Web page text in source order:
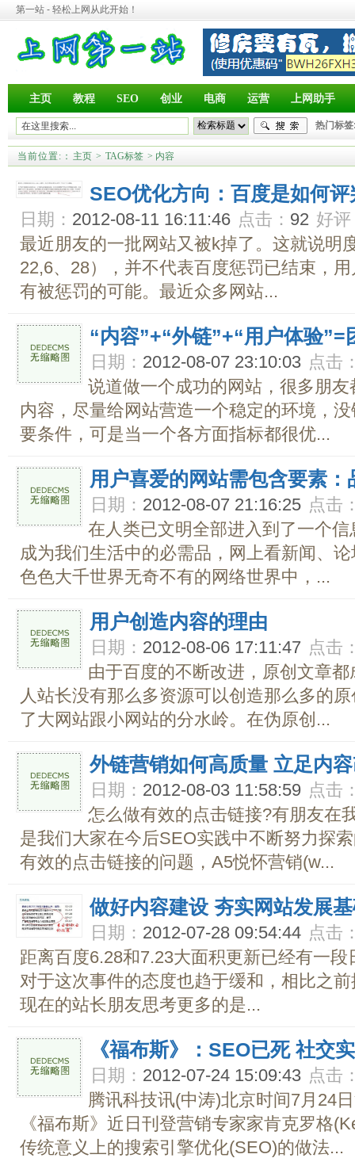
第一站 - 轻松上网从此开始！
主页 教程 SEO 创业 电商 运营 上网助手
热门标
当前位置: ： 主页 > TAG标签 > 内容
SEO优化方向：百度是如何
日期： 2012-08-11 16:11:46 点击： 92 好评
最近朋友的一批网站又被k掉了。这就说明
22,6、28），并不代表百度惩罚已结束，
有被惩罚的可能。最近众多网站...
“内容”+“外链”+“用户体验”=
日期： 2012-08-07 23:10:03 点击
说道做一个成功的网站，很多朋
内容，尽量给网站营造一个稳定的环境，
要条件，可是当一个各方面指标都很优...
用户喜爱的网站需包含要素
日期： 2012-08-07 21:16:25 点击
在人类已文明全部进入到了一个
成为我们生活中的必需品，网上看新闻、
色色大千世界无奇不有的网络世界中，...
用户创造内容的理由
日期： 2012-08-06 17:11:47 点击
由于百度的不断改进，原创文章
人站长没有那么多资源可以创造那么多的
了大网站跟小网站的分水岭。在伪原创...
外链营销如何高质量 立足内
日期： 2012-08-03 11:58:59 点击
怎么做有效的点击链接?有朋友在
是我们大家在今后SEO实践中不断努力探
有效的点击链接的问题，A5悦怀营销(w...
做好内容建设 夯实网站发展
日期： 2012-07-28 09:54:44 点击
距离百度6.28和7.23大面积更新已经有一
对于这次事件的态度也趋于缓和，相比之
现在的站长朋友思考更多的是...
《福布斯》：SEO已死 社交
日期： 2012-07-24 15:09:43 点击
腾讯科技讯(中涛)北京时间7月24
《福布斯》近日刊登营销专家家肯克罗格
传统意义上的搜索引擎优化(SEO)的做法...